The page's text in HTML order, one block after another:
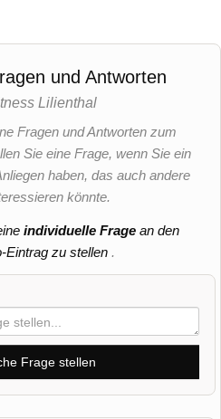
und Antworten
Lilienthal
Fragen und Antworten zum
Sie eine Frage, wenn Sie ein
haben, das auch andere
könnte.
individuelle Frage an den
Eintrag zu stellen .
Frage stellen